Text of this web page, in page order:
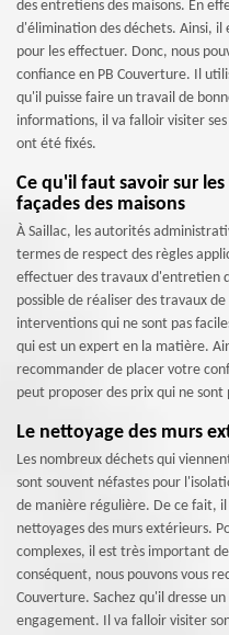
des entretiens des maisons. En
d'élimination des déchets. Ainsi, il
pour les effectuer. Donc, nous
confiance en PB Couverture. Il
qu'il puisse faire un travail de
informations, il va falloir visiter
ont été fixés.
Ce qu'il faut savoir sur
façades des maisons
À Saillac, les autorités
termes de respect des règles
effectuer des travaux d'entretien
possible de réaliser des travaux
interventions qui ne sont pas
qui est un expert en la matière.
recommander de placer votre
peut proposer des prix qui ne sont
Le nettoyage des murs
Les nombreux déchets qui
sont souvent néfastes pour
de manière régulière. De ce fait,
nettoyages des murs extérieurs.
complexes, il est très important
conséquent, nous pouvons vous
Couverture. Sachez qu'il dresse
engagement. Il va falloir visiter